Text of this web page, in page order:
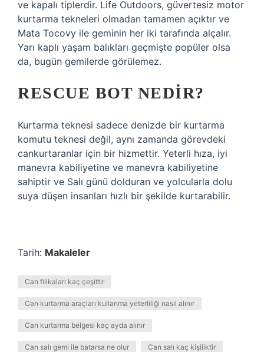
ve kapalı tiplerdir. Life Outdoors, güvertesiz motor
kurtarma tekneleri olmadan tamamen açıktır ve
Mata Tocovy ile geminin her iki tarafında alçalır.
Yarı kaplı yaşam balıkları geçmişte popüler olsa
da, bugün gemilerde görülemez.
RESCUE BOT NEDIR?
Kurtarma teknesi sadece denizde bir kurtarma
komutu teknesi değil, aynı zamanda görevdeki
cankurtaranlar için bir hizmettir. Yeterli hıza, iyi
manevra kabiliyetine ve manevra kabiliyetine
sahiptir ve Salı günü dolduran ve yolcularla dolu
suya düşen insanları hızlı bir şekilde kurtarabilir.
Tarih: Makaleler
Can filikaları kaç çeşittir
Can kurtarma araçları kullanma yeterliliği nasıl alınır
Can kurtarma belgesi kaç ayda alınır
Can salı gemi ile batarsa ne olur Can salı kaç kişiliktir